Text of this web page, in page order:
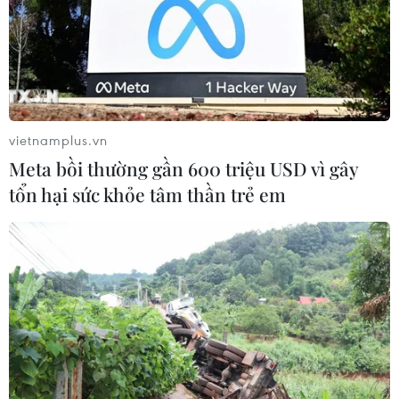
05/08/2026 04:59
Mỹ mở rộng hỗ trợ Nhật Bản bảo vệ
đồng yen nhằm ổn định kinh tế châu
05/08/2026 04:26
Trung Quốc tăng cường trấn áp tội
phạm có tổ chức
04/08/2026 14:24
Điều gì chờ đợi đồng yen sau cái bắt
tay giữa Mỹ-Nhật?
04/08/2026 14:11
vietnamplus.vn
Meta bồi thường gần 600 triệu USD vì gây
tổn hại sức khỏe tâm thần trẻ em